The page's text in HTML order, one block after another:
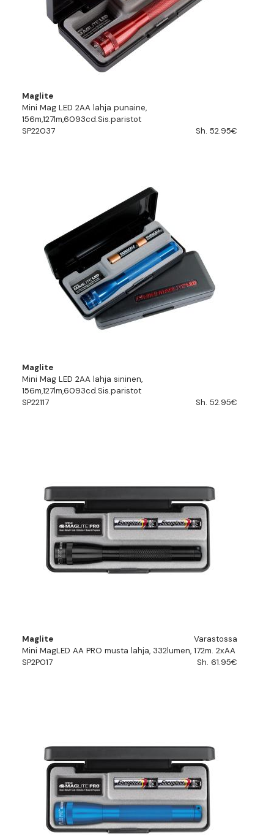
Maglite
Mini Mag LED 2AA lahja punaine,
156m,127lm,6093cd.Sis.paristot
SP22037
Sh. 52.95€
Maglite
Mini Mag LED 2AA lahja sininen,
156m,127lm,6093cd.Sis.paristot
SP22117
Sh. 52.95€
Maglite
Varastossa
Mini MagLED AA PRO musta lahja, 332lumen, 172m. 2xAA
SP2P017
Sh. 61.95€